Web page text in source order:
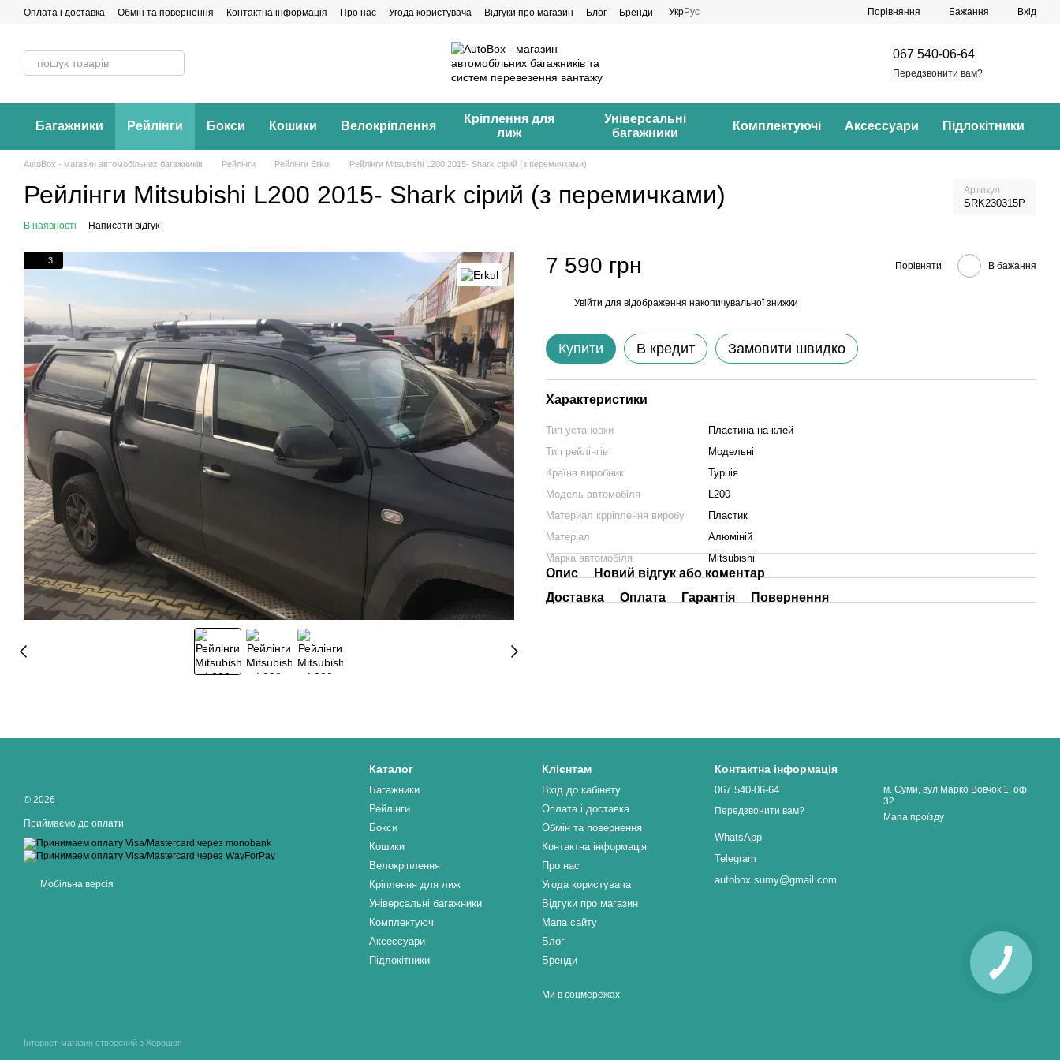
Перейти до основного контенту
Оплата і доставка Обмін та повернення Контактна інформація Про нас Угода користувача Відгуки про магазин Блог Бренди УкрРус Порівняння Бажання Вхід
067 540-06-64
Передзвонити вам?
Багажники Рейлінги Бокси Кошики Велокріплення
Кріплення для
лиж
Універсальні
багажники
Комплектуючі Аксессуари Підлокітники
AutoBox - магазин автомобільних багажників Рейлінги Рейлінги Erkul Рейлінги Mitsubishi L200 2015- Shark сірий (з перемичками)
Рейлінги Mitsubishi L200 2015- Shark сірий (з перемичками) Артикул
SRK230315P
В наявності Написати відгук
3 7 590 грн Порівняти В бажання
Увійти для відображення накопичувальної знижки
Купити В кредит Замовити швидко
Характеристики
Тип установки
Пластина на клей
Тип рейлінгів
Модельні
Країна виробник
Турція
Модель автомобіля
L200
Материал крріплення виробу
Пластик
Матеріал
Алюміній
Марка автомобіля
Mitsubishi
Опис
Новий відгук або коментар
Доставка
Оплата Гарантія Повернення
© 2026
Приймаємо до оплати
Мобільна версія
Інтернет-магазин створений з Хорошоп
Каталог
Багажники
Рейлінги
Бокси
Кошики
Велокріплення
Кріплення для лиж
Універсальні багажники
Комплектуючі
Аксессуари
Підлокітники
Клієнтам
Вхід до кабінету
Оплата і доставка
Обмін та повернення
Контактна інформація
Про нас
Угода користувача
Відгуки про магазин
Мапа сайту
Блог
Бренди
Ми в соцмережах
Контактна інформація
067 540-06-64
Передзвонити вам?
WhatsApp
Telegram
autobox.sumy@gmail.com
м. Суми, вул Марко Вовчок 1, оф.
32
Мапа проїзду